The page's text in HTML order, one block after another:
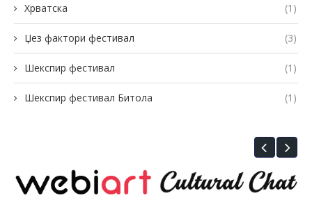
Хрватска (1)
Џез фактори фестивал (3)
Шекспир фестивал (1)
Шекспир фестивал Битола (1)